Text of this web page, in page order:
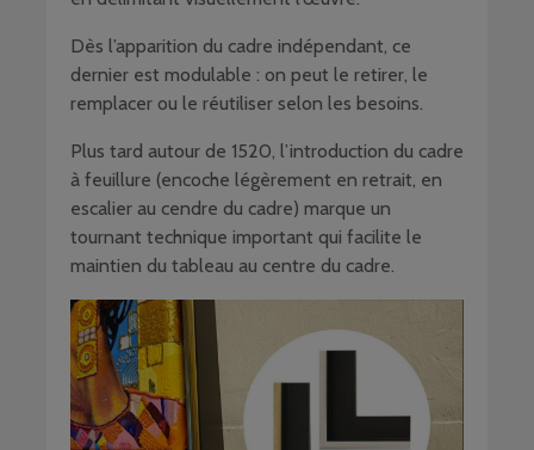
Dès l’apparition du cadre indépendant, ce
dernier est modulable : on peut le retirer, le
remplacer ou le réutiliser selon les besoins.
Plus tard autour de 1520, l’introduction du cadre
à feuillure (encoche légèrement en retrait, en
escalier au cendre du cadre) marque un
tournant technique important qui facilite le
maintien du tableau au centre du cadre.